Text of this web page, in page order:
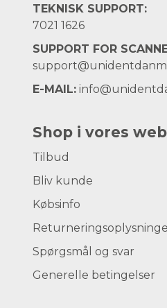
TEKNISK SUPPORT:
7021 1626
SUPPORT FOR
E-MAIL:
Shop i vores
Tilbud
Bliv kunde
Købsinfo
Spørgsmål og svar
Generelle betingelser